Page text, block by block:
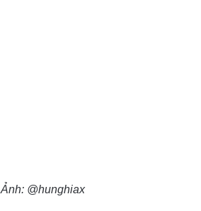
Ảnh: @hunghiax